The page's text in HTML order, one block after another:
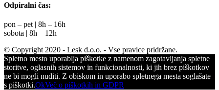
Odpiralni čas:
pon – pet | 8h – 16h
sobota | 8h – 12h
© Copyright 2020 - Lesk d.o.o. - Vse pravice pridržane.
Spletno mesto uporablja piškotke z namenom zagotavljanja spletne
storitve, oglasnih sistemov in funkcionalnosti, ki jih brez piškotkov
ne bi mogli nuditi. Z obiskom in uporabo spletnega mesta soglašate
s piškotki.OkVeč o piškotkih in GDPR